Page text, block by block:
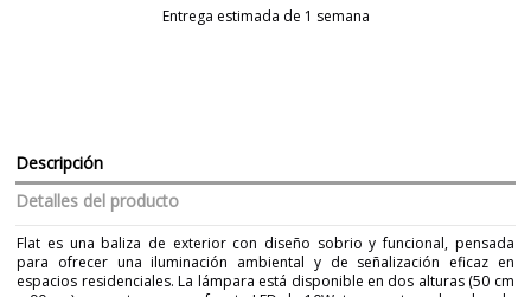
Entrega estimada de 1 semana
Descripción
Detalles del producto
Flat es una baliza de exterior con diseño sobrio y funcional, pensada
para ofrecer una iluminación ambiental y de señalización eficaz en
espacios residenciales. La lámpara está disponible en dos alturas (50 cm